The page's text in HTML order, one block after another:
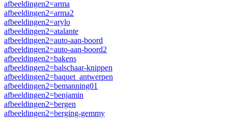
afbeeldingen2=arma
afbeeldingen2=arma2
afbeeldingen2=arylo
afbeeldingen2=atalante
afbeeldingen2=auto-aan-boord
afbeeldingen2=auto-aan-boord2
afbeeldingen2=bakens
afbeeldingen2=balschaar-knippen
afbeeldingen2=baquet_antwerpen
afbeeldingen2=bemanning01
afbeeldingen2=benjamin
afbeeldingen2=bergen
afbeeldingen2=berging-gemmy